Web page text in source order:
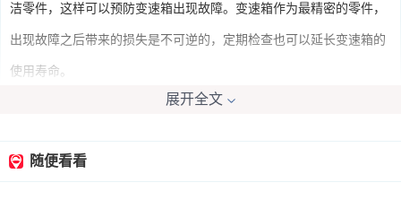
洁零件，这样可以预防变速箱出现故障。变速箱作为最精密的零件，
出现故障之后带来的损失是不可逆的，定期检查也可以延长变速箱的
使用寿命。
展开全文
随便看看